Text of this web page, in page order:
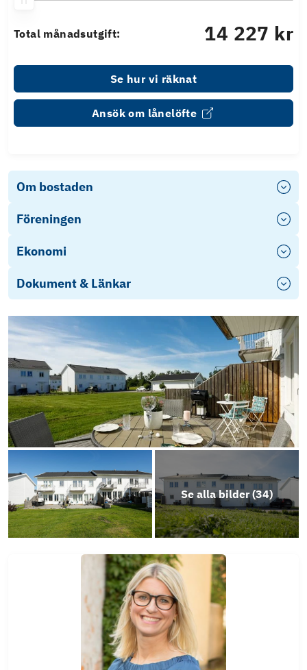
Total månadsutgift: 14 227 kr
Se hur vi räknat
Ansök om lånelöfte
Om bostaden
Föreningen
Ekonomi
Dokument & Länkar
Energideklaration
Se alla bilder (34)